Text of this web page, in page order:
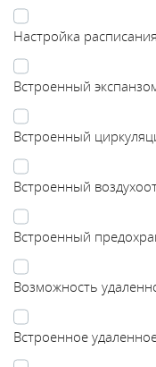
Сервис
Найти магазин
Найти
монтажника
В
Настройка расписания
Встроенный
Встроенный
Встроенный
Встроенный
Возможность
Встроенное